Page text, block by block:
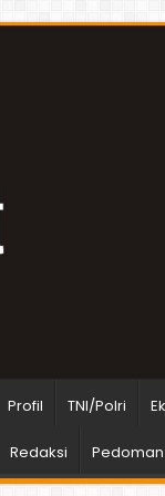
Profil TNI/Polri
Redaksi